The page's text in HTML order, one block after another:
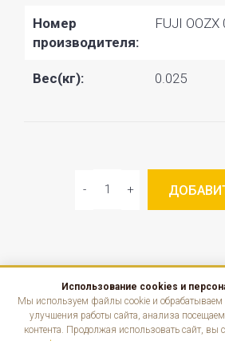
Номер
производителя:
FUJI
Вес(кг): 0.025
КАТАЛОГ
ИНФОРМАЦИЯ
Использование cookies и
Мы используем файлы cookie и обрабатываем
улучшения работы сайта, анализа
контента. Продолжая использовать сайт, вы